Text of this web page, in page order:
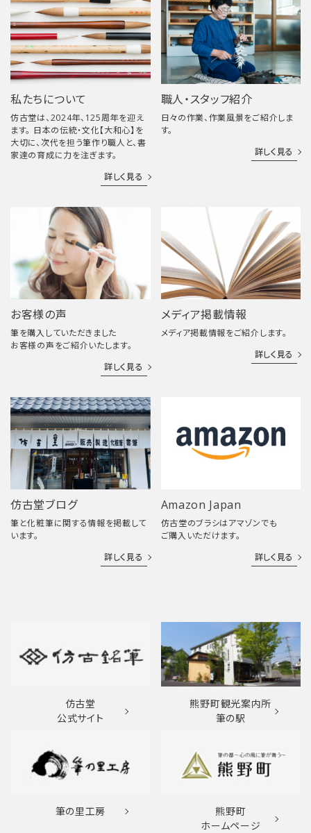
私たちについて
仿古堂は、2024年、125周年を迎え
ます。 日本の伝統・文化【大和心】を
大切に、次代を担う筆作り職人と、書
家達の育成に力を注ぎます。
詳しく見る
職人・スタッフ紹介
日々の作業、作業風景をご紹介しま
す。
詳しく見る
お客様の声
筆を購入していただきました
お客様の声をご紹介いたします。
詳しく見る
メディア掲載情報
メディア掲載情報をご紹介します。
詳しく見る
仿古堂ブログ
筆と化粧筆に関する情報を掲載して
います。
詳しく見る
Amazon Japan
仿古堂のブラシはアマゾンでも
ご購入いただけます。
詳しく見る
仿古堂
公式サイト
熊野町観光案内所
筆の駅
筆の里工房
熊野町
ホームページ